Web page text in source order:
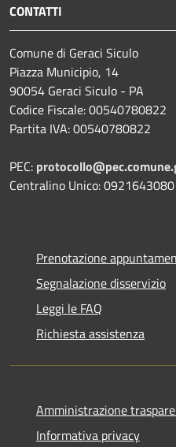
CONTATTI
Comune di Geraci Siculo
Piazza Municipio, 14
90054 Geraci Siculo - PA
Codice Fiscale: 00540780822
Partita IVA: 00540780822
PEC:
Centralino Unico: 0921643080
Prenotazione
Segnalazione disservizio
Leggi le FAQ
Richiesta assistenza
Amministrazione
Informativa privacy